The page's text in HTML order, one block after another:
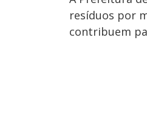
resíduos por
contribuem